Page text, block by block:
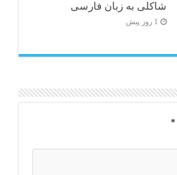
شاکلی به زبان فارسی
1 روز پیش
*